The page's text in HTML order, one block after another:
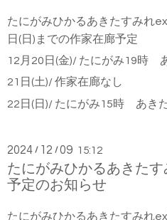
たにがみひかるあきたすみれ
日(日)までの作家在廊予定
12月20日(金)/ たにがみ19時
21日(土)/ 作家在廊なし
22日(日)/ たにがみ15時 あき
2024 / 12 /09 15:12
たにがみひかるあきた
予定のお知らせ
たにがみひかるあきたすみれ